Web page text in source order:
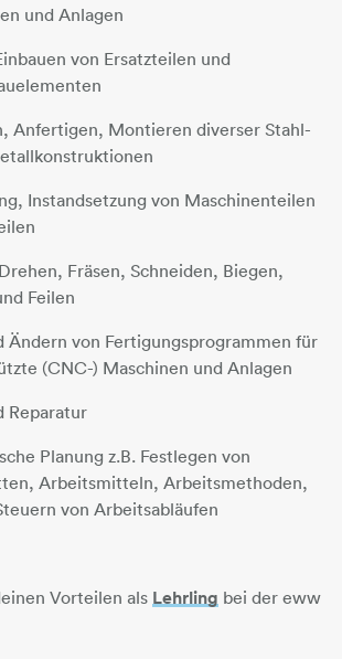
und Anlagen
von Ersatzteilen und
Anfertigen, Montieren diverser Stahl-
Instandsetzung von Maschinenteilen
Fräsen, Schneiden, Biegen,
Feilen
Ändern von Fertigungsprogrammen für
(CNC-) Maschinen und Anlagen
Reparatur
Planung z.B. Festlegen von
Arbeitsmitteln, Arbeitsmethoden,
von Arbeitsabläufen
Vorteilen als Lehrling bei der eww